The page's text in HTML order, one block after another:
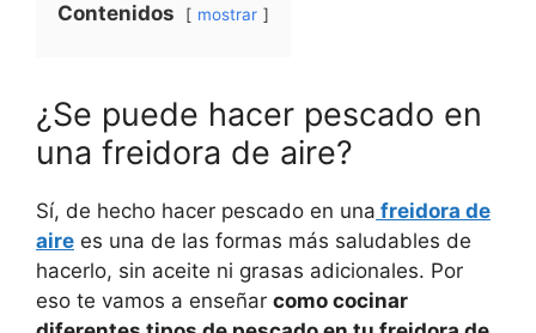
Contenidos mostrar
¿Se puede hacer pescado en
una freidora de aire?
Sí, de hecho hacer pescado en una freidora de
aire es una de las formas más saludables de
hacerlo, sin aceite ni grasas adicionales. Por
eso te vamos a enseñar como cocinar